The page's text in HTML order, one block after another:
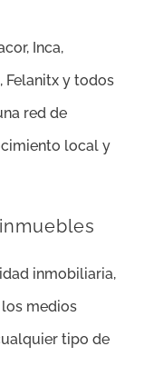
Inca,
Felanitx y todos
red de
local y
inmobiliaria,
medios
tipo de